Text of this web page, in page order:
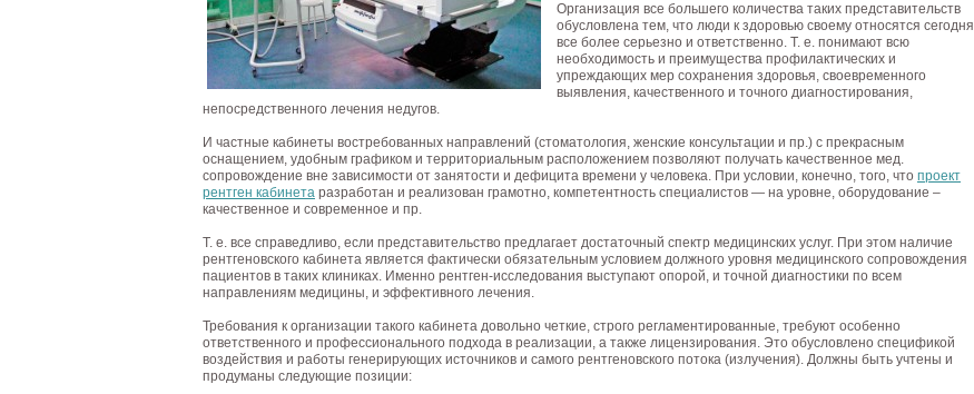
Организация все большего количества таких представительств
обусловлена тем, что люди к здоровью своему относятся сегодня
все более серьезно и ответственно. Т. е. понимают всю
необходимость и преимущества профилактических и
упреждающих мер сохранения здоровья, своевременного
выявления, качественного и точного диагностирования,
непосредственного лечения недугов.
И частные кабинеты востребованных направлений (стоматология, женские консультации и пр.) с прекрасным
оснащением, удобным графиком и территориальным расположением позволяют получать качественное мед.
сопровождение вне зависимости от занятости и дефицита времени у человека. При условии, конечно, того, что проект
рентген кабинета разработан и реализован грамотно, компетентность специалистов — на уровне, оборудование –
качественное и современное и пр.
Т. е. все справедливо, если представительство предлагает достаточный спектр медицинских услуг. При этом наличие
рентгеновского кабинета является фактически обязательным условием должного уровня медицинского сопровождения
пациентов в таких клиниках. Именно рентген-исследования выступают опорой, и точной диагностики по всем
направлениям медицины, и эффективного лечения.
Требования к организации такого кабинета довольно четкие, строго регламентированные, требуют особенно
ответственного и профессионального подхода в реализации, а также лицензирования. Это обусловлено спецификой
воздействия и работы генерирующих источников и самого рентгеновского потока (излучения). Должны быть учтены и
продуманы следующие позиции: